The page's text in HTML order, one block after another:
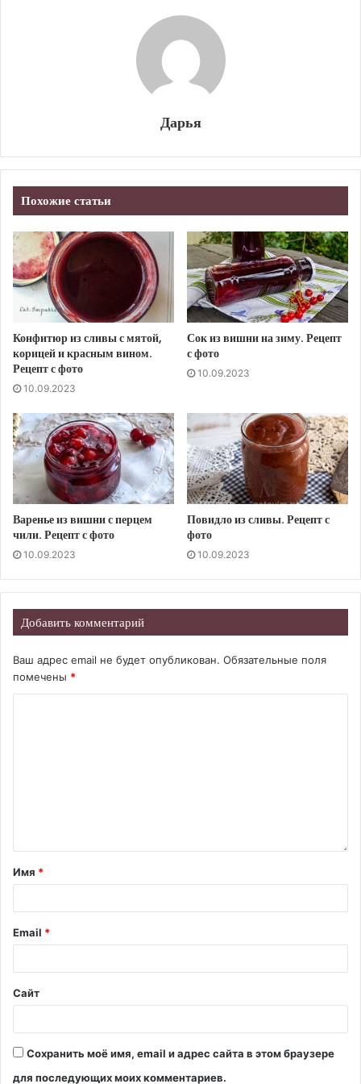
Дарья
Похожие статьи
Конфитюр из сливы с мятой,
корицей и красным вином.
Рецепт с фото
10.09.2023
Сок из вишни на зиму. Рецепт
с фото
10.09.2023
Варенье из вишни с перцем
чили. Рецепт с фото
10.09.2023
Повидло из сливы. Рецепт с
фото
10.09.2023
Добавить комментарий
Ваш адрес email не будет опубликован. Обязательные поля
помечены *
Имя *
Email *
Сайт
Сохранить моё имя, email и адрес сайта в этом браузере
для последующих моих комментариев.